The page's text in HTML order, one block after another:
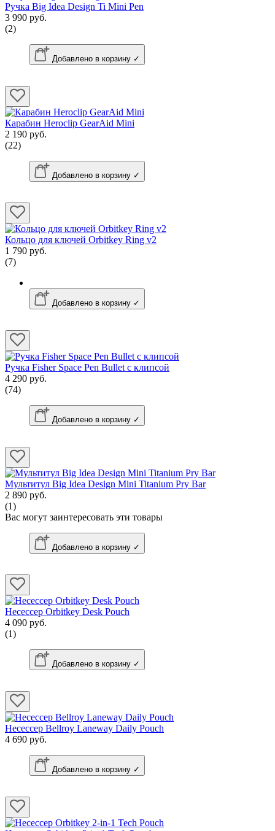
Ручка Big Idea Design Ti Mini Pen
3 990 руб.
(2)
Добавлено в корзину ✓
Карабин Heroclip GearAid Mini
2 190 руб.
(22)
Добавлено в корзину ✓
Кольцо для ключей Orbitkey Ring v2
1 790 руб.
(7)
Добавлено в корзину ✓
Ручка Fisher Space Pen Bullet с клипсой
4 290 руб.
(74)
Добавлено в корзину ✓
Мультитул Big Idea Design Mini Titanium Pry Bar
2 890 руб.
(1)
Вас могут заинтересовать эти товары
Добавлено в корзину ✓
Несессер Orbitkey Desk Pouch
4 090 руб.
(1)
Добавлено в корзину ✓
Несессер Bellroy Laneway Daily Pouch
4 690 руб.
Добавлено в корзину ✓